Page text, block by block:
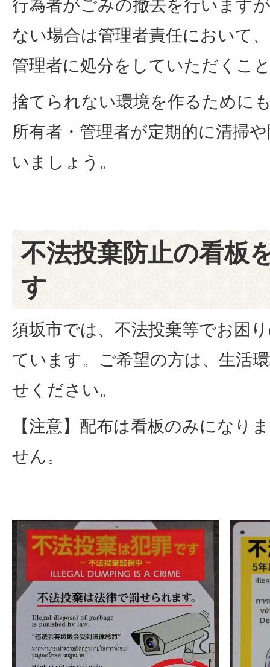
行為者がごみの撤去を行います
ない場合は管理者責任において
管理者に処分をしていただくこ
捨てられない環境を作るために
所有者・管理者が定期的に清掃
いましょう。
不法投棄防止の看板
す
須坂市では、不法投棄等でお困
ています。ご希望の方は、生活
せください。
【注意】配布は看板のみになり
せん。